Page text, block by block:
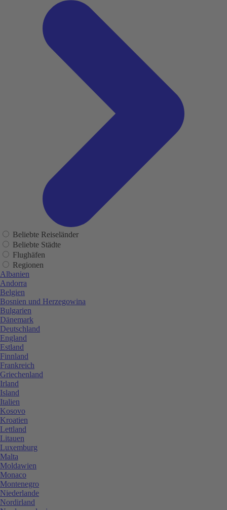
Beliebte Reiseländer
Beliebte Städte
Flughäfen
Regionen
Albanien
Andorra
Belgien
Bosnien und Herzegowina
Bulgarien
Dänemark
Deutschland
England
Estland
Finnland
Frankreich
Griechenland
Irland
Island
Italien
Kosovo
Kroatien
Lettland
Litauen
Luxemburg
Malta
Moldawien
Monaco
Montenegro
Niederlande
Nordirland